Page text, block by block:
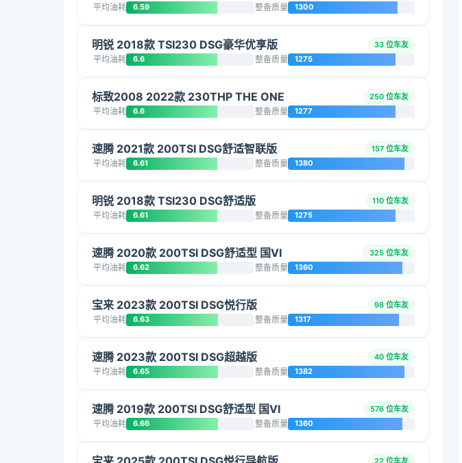
平均油耗 6.59 整备质量 1300
明锐 2018款 TSI230 DSG豪华优享版 33 位车友
平均油耗 6.6 整备质量 1275
标致2008 2022款 230THP THE ONE 250 位车友
平均油耗 6.6 整备质量 1277
速腾 2021款 200TSI DSG舒适智联版 157 位车友
平均油耗 6.61 整备质量 1380
明锐 2018款 TSI230 DSG舒适版 110 位车友
平均油耗 6.61 整备质量 1275
速腾 2020款 200TSI DSG舒适型 国VI 325 位车友
平均油耗 6.62 整备质量 1360
宝来 2023款 200TSI DSG悦行版 98 位车友
平均油耗 6.63 整备质量 1317
速腾 2023款 200TSI DSG超越版 40 位车友
平均油耗 6.65 整备质量 1382
速腾 2019款 200TSI DSG舒适型 国VI 576 位车友
平均油耗 6.66 整备质量 1360
22 位车友